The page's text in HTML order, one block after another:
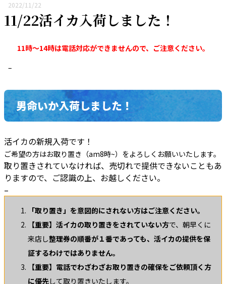
2022/11/22
11/22活イカ入荷しました！
11時～14時は電話対応ができませんので、ご注意ください。
–
男命いか入荷しました！
活イカの新規入荷です！
ご希望の方はお取り置き（am8時~）をよろしくお願いいたします。
取り置きされていなければ、売切れで提供できないこともあ
りますので、ご認識の上、お越しください。
–
「取り置き」を意図的にされない方はご注意ください。
【重要】 活イカの取り置きをされていない方で、朝早くに
来店し整理券の順番が１番であっても、活イカの提供を保
証するわけではありません。
【重要】電話でわざわざお取り置きの確保をご依頼頂く方
に優先して取り置きいたします。